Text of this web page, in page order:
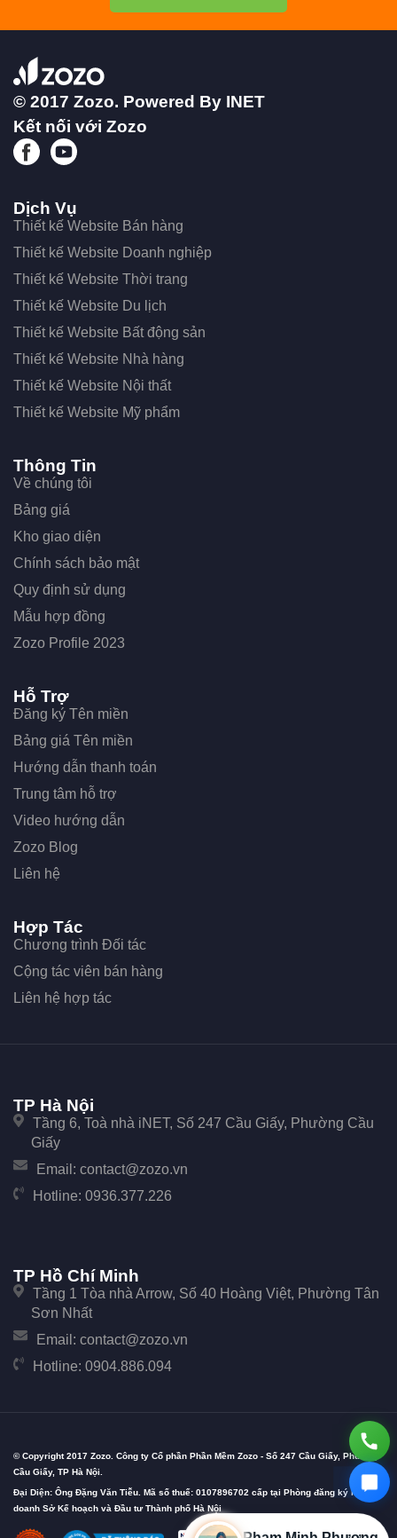
© 2017 Zozo. Powered By INET
Kết nối với Zozo
Dịch Vụ
Thiết kế Website Bán hàng
Thiết kế Website Doanh nghiệp
Thiết kế Website Thời trang
Thiết kế Website Du lịch
Thiết kế Website Bất động sản
Thiết kế Website Nhà hàng
Thiết kế Website Nội thất
Thiết kế Website Mỹ phẩm
Thông Tin
Về chúng tôi
Bảng giá
Kho giao diện
Chính sách bảo mật
Quy định sử dụng
Mẫu hợp đồng
Zozo Profile 2023
Hỗ Trợ
Đăng ký Tên miền
Bảng giá Tên miền
Hướng dẫn thanh toán
Trung tâm hỗ trợ
Video hướng dẫn
Zozo Blog
Liên hệ
Hợp Tác
Chương trình Đối tác
Cộng tác viên bán hàng
Liên hệ hợp tác
TP Hà Nội
Tầng 6, Toà nhà iNET, Số 247 Cầu Giấy, Phường Cầu
Giấy
Email: contact@zozo.vn
Hotline: 0936.377.226
TP Hồ Chí Minh
Tầng 1 Tòa nhà Arrow, Số 40 Hoàng Việt, Phường Tân
Sơn Nhất
Email: contact@zozo.vn
Hotline: 0904.886.094
© Copyright 2017 Zozo. Công ty Cổ phần Phần Mềm Zozo - Số 247 Cầu Giấy, Phường
Cầu Giấy, TP Hà Nội.
Đại Diện: Ông Đặng Văn Tiễu. Mã số thuế: 0107896702 cấp tại Phòng đăng ký kinh
doanh Sở Kế hoạch và Đầu tư Thành phố Hà Nội